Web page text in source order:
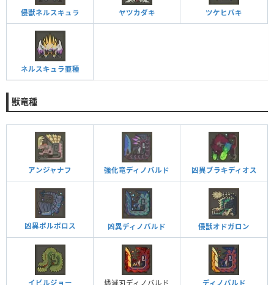
侵獣ネルスキュラ ヤツカダキ ツケヒバキ
ネルスキュラ亜種
獣竜種
アンジャナフ 強化竜ディノバルド 凶異ブラキディオス
凶異ボルボロス 凶異ディノバルド 侵獣オドガロン
イビルジョー 燼滅刃ディノバルド ディノバルド